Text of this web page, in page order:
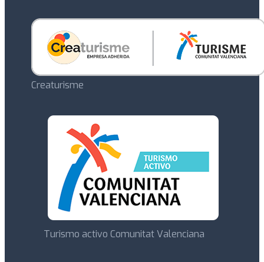
Creaturisme
Turismo activo Comunitat Valenciana